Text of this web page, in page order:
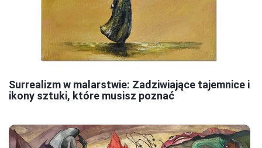
Surrealizm w malarstwie: Zadziwiające tajemnice i
ikony sztuki, które musisz poznać